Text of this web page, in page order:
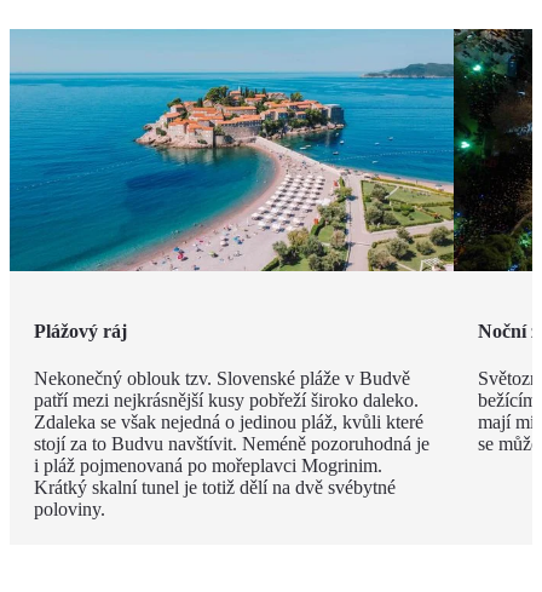
Plážový ráj
Nekonečný oblouk tzv. Slovenské pláže v Budvě
patří mezi nejkrásnější kusy pobřeží široko daleko.
Zdaleka se však nejedná o jedinou pláž, kvůli které
stojí za to Budvu navštívit. Neméně pozoruhodná je
i pláž pojmenovaná po mořeplavci Mogrinim.
Krátký skalní tunel je totiž dělí na dvě svébytné
poloviny.
Noční
bežícím
mají
se